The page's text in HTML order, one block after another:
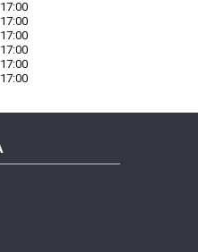
17:00
17:00
17:00
17:00
17:00
17:00